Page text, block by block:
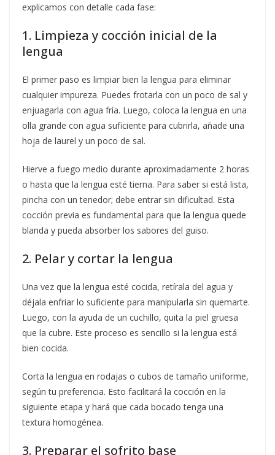
explicamos con detalle cada fase:
1. Limpieza y cocción inicial de la
lengua
El primer paso es limpiar bien la lengua para eliminar
cualquier impureza. Puedes frotarla con un poco de sal y
enjuagarla con agua fría. Luego, coloca la lengua en una
olla grande con agua suficiente para cubrirla, añade una
hoja de laurel y un poco de sal.
Hierve a fuego medio durante aproximadamente 2 horas
o hasta que la lengua esté tierna. Para saber si está lista,
pincha con un tenedor; debe entrar sin dificultad. Esta
cocción previa es fundamental para que la lengua quede
blanda y pueda absorber los sabores del guiso.
2. Pelar y cortar la lengua
Una vez que la lengua esté cocida, retírala del agua y
déjala enfriar lo suficiente para manipularla sin quemarte.
Luego, con la ayuda de un cuchillo, quita la piel gruesa
que la cubre. Este proceso es sencillo si la lengua está
bien cocida.
Corta la lengua en rodajas o cubos de tamaño uniforme,
según tu preferencia. Esto facilitará la cocción en la
siguiente etapa y hará que cada bocado tenga una
textura homogénea.
3. Preparar el sofrito base